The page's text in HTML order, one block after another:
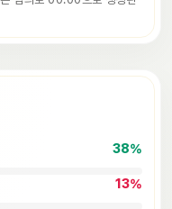
38%
13%